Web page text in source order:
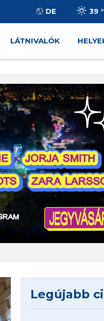
DE 39 °
LÁTNIVALÓK
Legújabb